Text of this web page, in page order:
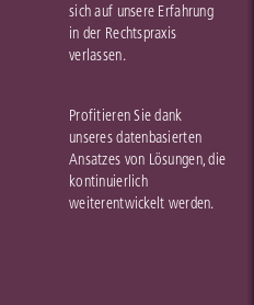
sich auf unsere Erfahrung
in der Rechtspraxis
verlassen.
Profitieren Sie dank
unseres datenbasierten
Ansatzes von Lösungen, die
kontinuierlich
weiterentwickelt werden.